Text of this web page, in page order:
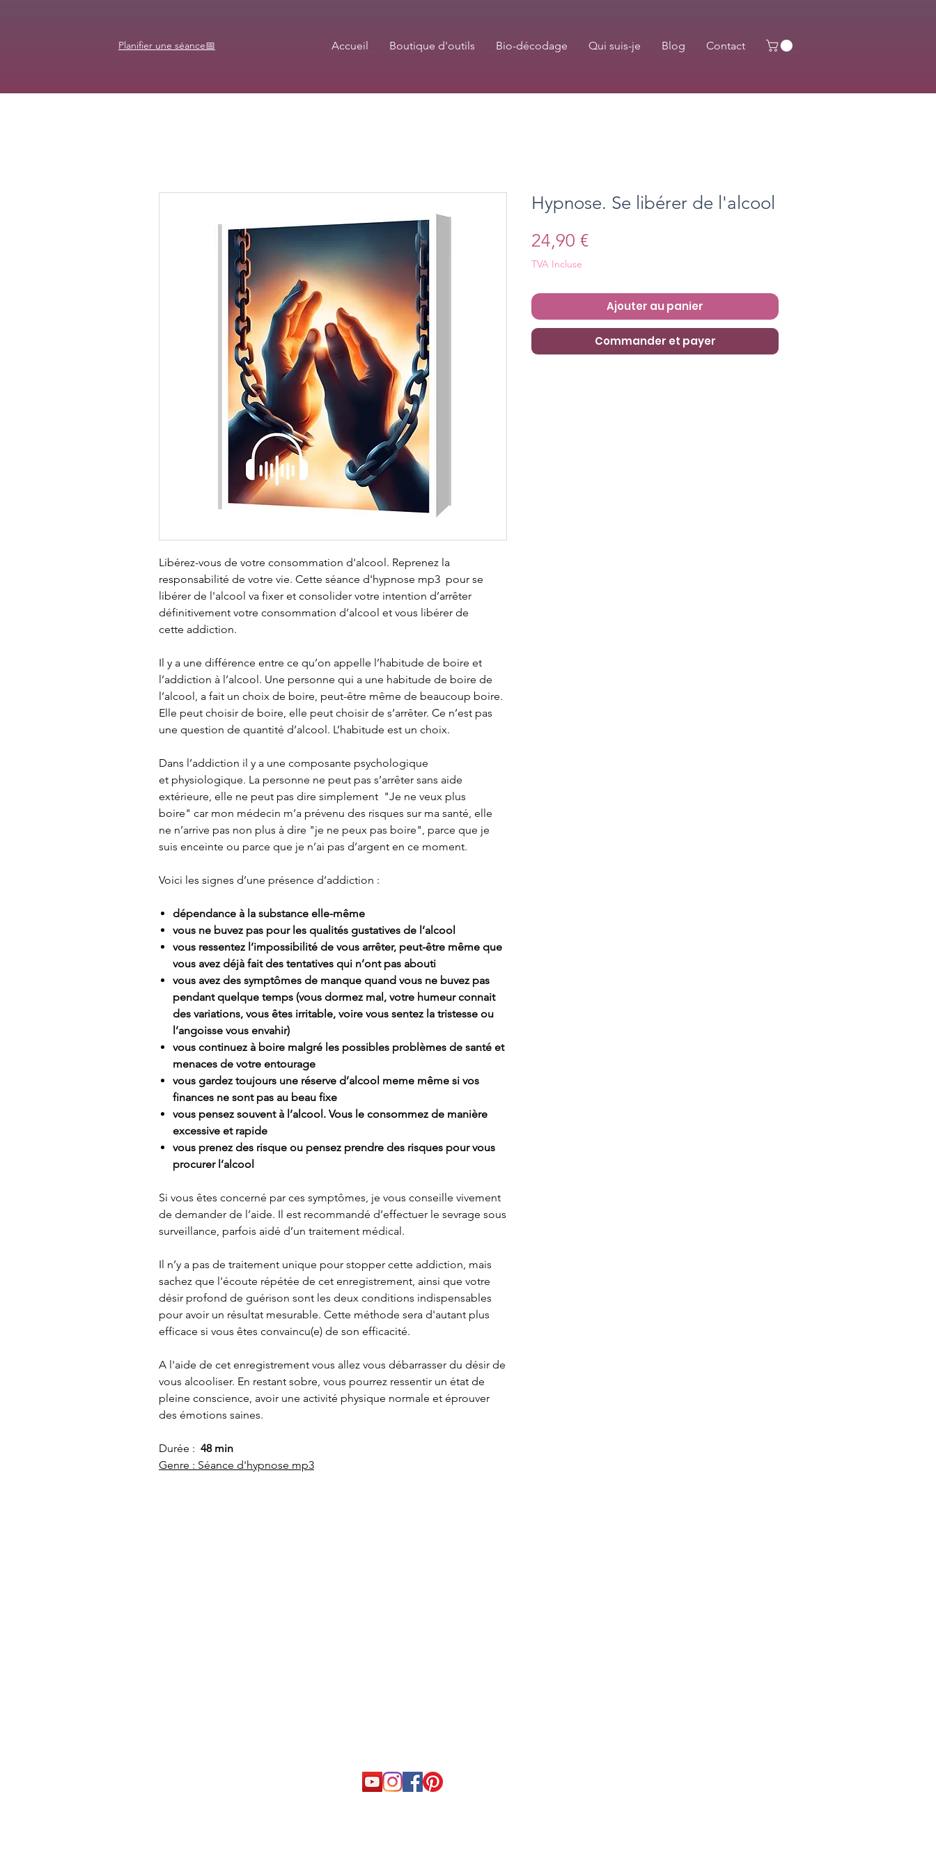
Planifier une séance📅 Accueil Boutique d'outils Bio-décodage Qui suis-je Blog Contact
Libérez-vous de votre consommation d'alcool. Reprenez la
responsabilité de votre vie. Cette séance d'hypnose mp3 pour se
libérer de l'alcool va fixer et consolider votre intention d’arrêter
définitivement votre consommation d’alcool et vous libérer de
cette addiction.
Il y a une différence entre ce qu’on appelle l’habitude de boire et
l’addiction à l’alcool. Une personne qui a une habitude de boire de
l’alcool, a fait un choix de boire, peut-être même de beaucoup boire.
Elle peut choisir de boire, elle peut choisir de s’arrêter. Ce n’est pas
une question de quantité d’alcool. L’habitude est un choix.
Dans l’addiction il y a une composante psychologique
et physiologique. La personne ne peut pas s’arrêter sans aide
extérieure, elle ne peut pas dire simplement "Je ne veux plus
boire" car mon médecin m’a prévenu des risques sur ma santé, elle
ne n’arrive pas non plus à dire "je ne peux pas boire", parce que je
suis enceinte ou parce que je n’ai pas d’argent en ce moment.
Voici les signes d’une présence d’addiction :
dépendance à la substance elle-même
vous ne buvez pas pour les qualités gustatives de l’alcool
vous ressentez l’impossibilité de vous arrêter, peut-être même que
vous avez déjà fait des tentatives qui n’ont pas abouti
vous avez des symptômes de manque quand vous ne buvez pas
pendant quelque temps (vous dormez mal, votre humeur connait
des variations, vous êtes irritable, voire vous sentez la tristesse ou
l’angoisse vous envahir)
vous continuez à boire malgré les possibles problèmes de santé et
menaces de votre entourage
vous gardez toujours une réserve d’alcool meme même si vos
finances ne sont pas au beau fixe
vous pensez souvent à l’alcool. Vous le consommez de manière
excessive et rapide
vous prenez des risque ou pensez prendre des risques pour vous
procurer l’alcool
Si vous êtes concerné par ces symptômes, je vous conseille vivement
de demander de l’aide. Il est recommandé d’effectuer le sevrage sous
surveillance, parfois aidé d’un traitement médical.
Il n’y a pas de traitement unique pour stopper cette addiction, mais
sachez que l'écoute répétée de cet enregistrement, ainsi que votre
désir profond de guérison sont les deux conditions indispensables
pour avoir un résultat mesurable. Cette méthode sera d'autant plus
efficace si vous êtes convaincu(e) de son efficacité.
A l'aide de cet enregistrement vous allez vous débarrasser du désir de
vous alcooliser. En restant sobre, vous pourrez ressentir un état de
pleine conscience, avoir une activité physique normale et éprouver
des émotions saines.
Durée : 48 min
Genre : Séance d'hypnose mp3
Hypnose. Se libérer de l'alcool
24,90 €Prix
TVA Incluse
Ajouter au panier
Commander et payer